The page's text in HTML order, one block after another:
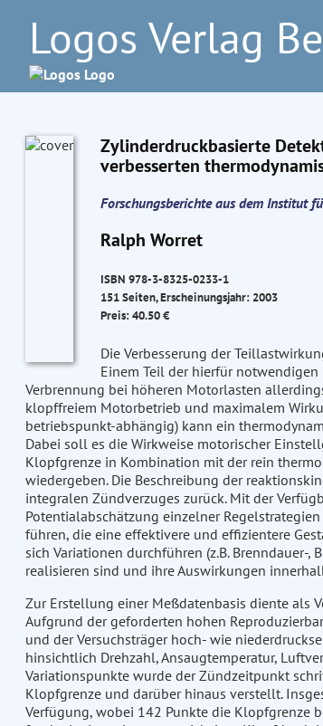
Logos Verlag
Zylinderdruckbasierte
verbesserten
Forschungsberichte aus dem Institut
Ralph Worret
ISBN 978-3-8325-0233-1
151 Seiten, Erscheinungsjahr: 2003
Preis: 40.50 €
Die Verbesserung der
Einem Teil der hierfür
Verbrennung bei höheren Motorlasten
klopffreiem Motorbetrieb und maximalem
betriebspunkt-abhängig) kann ein
Dabei soll es die Wirkweise motorischer
Klopfgrenze in Kombination mit der rein
wiedergeben. Die Beschreibung der
integralen Zündverzuges zurück. Mit der
Potentialabschätzung einzelner
führen, die eine effektivere und effizientere
sich Variationen durchführen (z.B. Brenndauer-
realisieren sind und ihre Auswirkungen
Zur Erstellung einer Meßdatenbasis diente als
Aufgrund der geforderten hohen
und der Versuchsträger hoch- wie
hinsichtlich Drehzahl, Ansaugtemperatur,
Variationspunkte wurde der Zündzeitpunkt
Klopfgrenze und darüber hinaus verstellt.
Verfügung, wobei 142 Punkte die Klopfgrenze